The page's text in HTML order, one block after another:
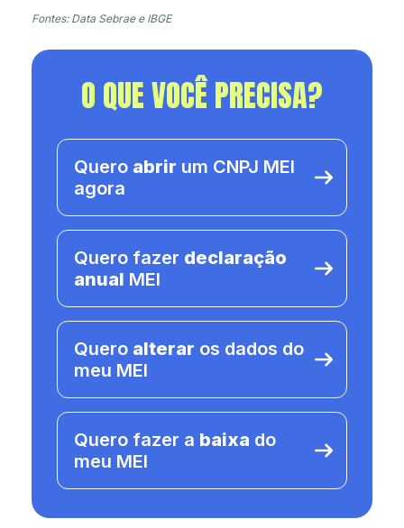
Fontes: Data Sebrae e IBGE
O QUE VOCÊ PRECISA?
Quero abrir um CNPJ MEI
agora
Quero fazer declaração
anual MEI
Quero alterar os dados do
meu MEI
Quero fazer a baixa do
meu MEI